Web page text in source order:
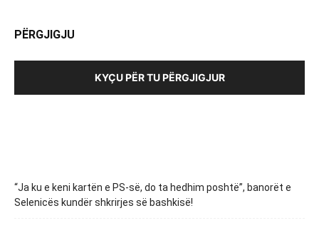
PËRGJIGJU
KYÇU PËR TU PËRGJIGJUR
“Ja ku e keni kartën e PS-së, do ta hedhim poshtë”, banorët e
Selenicës kundër shkrirjes së bashkisë!